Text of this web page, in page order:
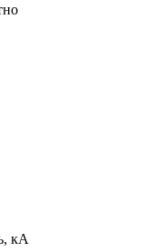
кА